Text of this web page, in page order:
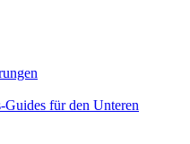
für den Unteren